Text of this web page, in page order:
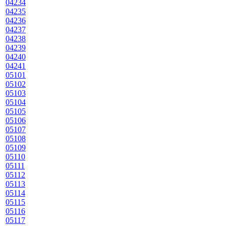
04234
04235
04236
04237
04238
04239
04240
04241
05101
05102
05103
05104
05105
05106
05107
05108
05109
05110
05111
05112
05113
05114
05115
05116
05117